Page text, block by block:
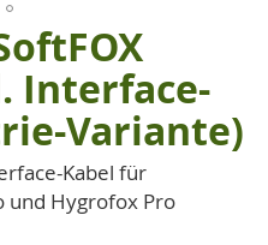
Interface-
Variante)
Kabel für
und Hygrofox Pro